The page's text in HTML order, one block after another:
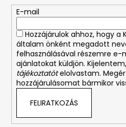
E-mail
Hozzájárulok ahhoz, hogy a
általam önként megadott
felhasználásával részemre e-
ajánlatokat küldjön.
tájékoztatótelolvastam.
hozzájárulásomat bármikor
FELIRATKOZÁS